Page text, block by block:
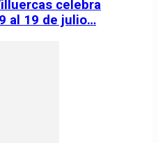
celebra
al 19 de julio…